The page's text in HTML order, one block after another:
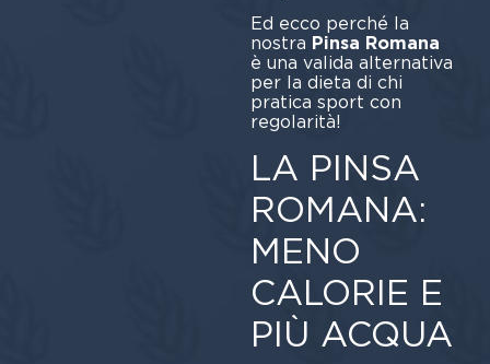
Ed ecco perché la
nostra Pinsa Romana
è una valida alternativa
per la dieta di chi
pratica sport con
regolarità!
LA PINSA
ROMANA:
MENO
CALORIE E
PIÙ ACQUA